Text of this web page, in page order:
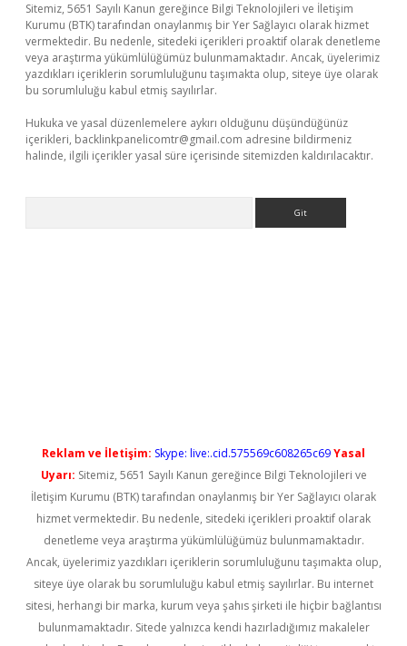
Sitemiz, 5651 Sayılı Kanun gereğince Bilgi Teknolojileri ve İletişim
Kurumu (BTK) tarafından onaylanmış bir Yer Sağlayıcı olarak hizmet
vermektedir. Bu nedenle, sitedeki içerikleri proaktif olarak denetleme
veya araştırma yükümlülüğümüz bulunmamaktadır. Ancak, üyelerimiz
yazdıkları içeriklerin sorumluluğunu taşımakta olup, siteye üye olarak
bu sorumluluğu kabul etmiş sayılırlar.
Hukuka ve yasal düzenlemelere aykırı olduğunu düşündüğünüz
içerikleri, backlinkpanelicomtr@gmail.com adresine bildirmeniz
halinde, ilgili içerikler yasal süre içerisinde sitemizden kaldırılacaktır.
Reklam ve İletişim: Skype: live:.cid.575569c608265c69Yasal
Uyarı: Sitemiz, 5651 Sayılı Kanun gereğince Bilgi Teknolojileri ve
İletişim Kurumu (BTK) tarafından onaylanmış bir Yer Sağlayıcı olarak
hizmet vermektedir. Bu nedenle, sitedeki içerikleri proaktif olarak
denetleme veya araştırma yükümlülüğümüz bulunmamaktadır.
Ancak, üyelerimiz yazdıkları içeriklerin sorumluluğunu taşımakta olup,
siteye üye olarak bu sorumluluğu kabul etmiş sayılırlar. Bu internet
sitesi, herhangi bir marka, kurum veya şahıs şirketi ile hiçbir bağlantısı
bulunmamaktadır. Sitede yalnızca kendi hazırladığımız makaleler